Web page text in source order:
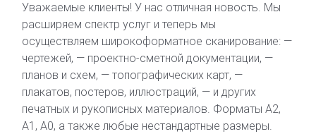
Уважаемые клиенты! У нас отличная новость. Мы
расширяем спектр услуг и теперь мы
осуществляем широкоформатное сканирование: —
чертежей, — проектно-сметной документации, —
планов и схем, — топографических карт, —
плакатов, постеров, иллюстраций, — и других
печатных и рукописных материалов. Форматы А2,
А1, А0, а также любые нестандартные размеры.